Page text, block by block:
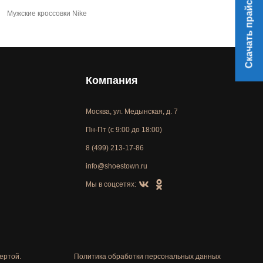
Мужские кроссовки Nike
Компания
Москва, ул. Медынская, д. 7
Пн-Пт (с 9:00 до 18:00)
8 (499) 213-17-86
info@shoestown.ru
Мы в соцсетях:
Политика обработки персональных данных
Скачать прайс